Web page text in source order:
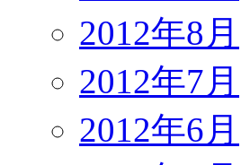
2012年8月
2012年7月
2012年6月